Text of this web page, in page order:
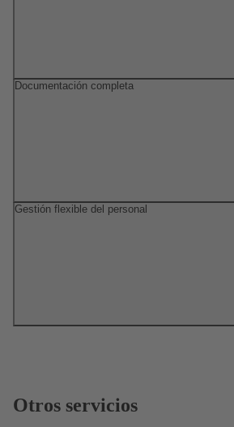
Documentación completa
Gestión flexible del personal
Otros servicios